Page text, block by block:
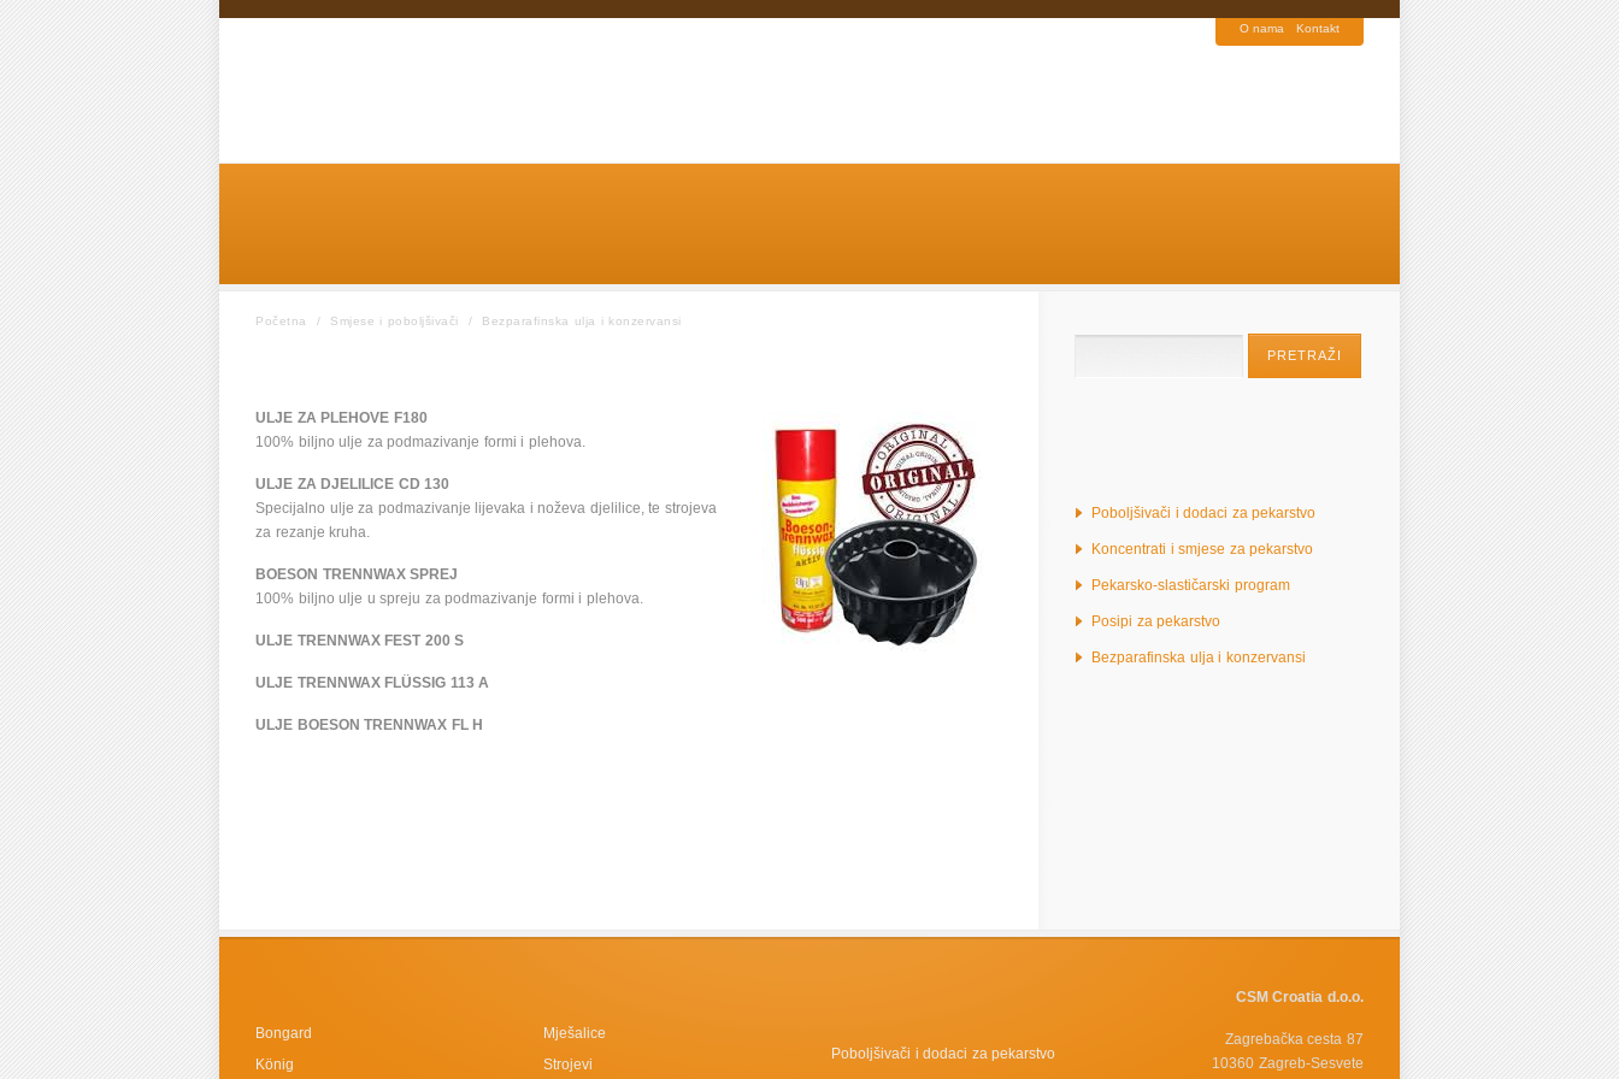
O nama Kontakt
Početna / Smjese i poboljšivači / Bezparafinska ulja i konzervansi
ULJE ZA PLEHOVE F180
100% biljno ulje za podmazivanje formi i plehova.
ULJE ZA DJELILICE CD 130
Specijalno ulje za podmazivanje lijevaka i noževa djelilice, te strojeva
za rezanje kruha.
BOESON TRENNWAX SPREJ
100% biljno ulje u spreju za podmazivanje formi i plehova.
ULJE TRENNWAX FEST 200 S
ULJE TRENNWAX FLÜSSIG 113 A
ULJE BOESON TRENNWAX FL H
Poboljšivači i dodaci za pekarstvo
Koncentrati i smjese za pekarstvo
Pekarsko-slastičarski program
Posipi za pekarstvo
Bezparafinska ulja i konzervansi
Bongard
König
Mješalice
Strojevi
Poboljšivači i dodaci za pekarstvo
CSM Croatia d.o.o.
Zagrebačka cesta 87
10360 Zagreb-Sesvete